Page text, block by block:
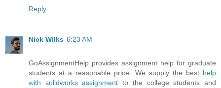
Reply
Nick Wilks 6:23 AM
GoAssignmentHelp provides assignment help for graduate
students at a reasonable price. We supply the best help
with solidworks assignment to the college students and